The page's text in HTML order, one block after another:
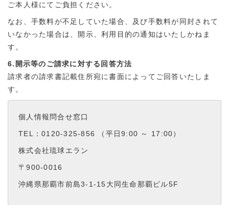
ご本人様にてご負担ください。
なお、手数料が不足していた場合、及び手数料が同封されて
いなかった場合は、開示、利用目的の通知はいたしかねま
す。
6.開示等のご請求に対する回答方法
請求者の請求書記載住所宛に書面によってご回答いたしま
す。
個人情報問合せ窓口
TEL：0120-325-856 （平日9:00 ～ 17:00）
株式会社琉球エラン
〒900-0016
沖縄県那覇市前島3-1-15大同生命那覇ビル5F